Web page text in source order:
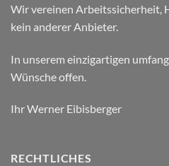
Wir vereinen Arbeitssicherheit,
kein anderer Anbieter.
In unserem einzigartigen
Wünsche offen.
Ihr Werner Eibisberger
RECHTLICHES